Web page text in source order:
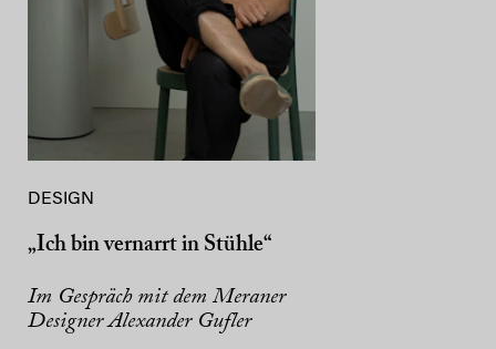
DESIGN
„Ich bin vernarrt in Stühle“
Im Gespräch mit dem Meraner
Designer Alexander Gufler